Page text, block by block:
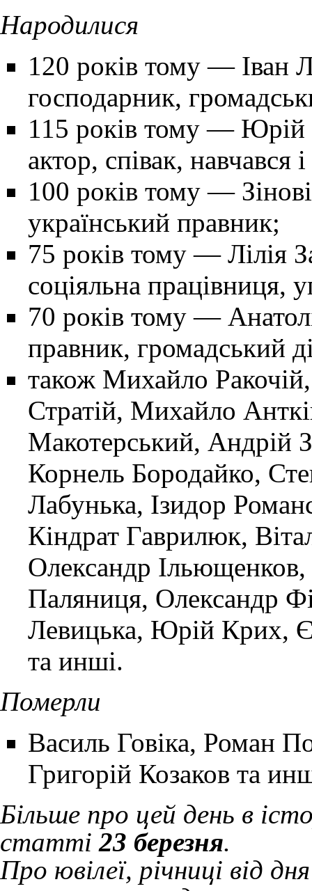
Народилися
120 років тому — Іван
господарник,
115 років тому — Юрій
актор, співак,
100 років тому —
український правник;
75 років тому — Лілія
соціяльна працівниця,
70 років тому —
правник, громадський
також Михайло Ракочій
Стратій, Михайло
Макотерський, Андрій
Корнель Бородайко,
Лабунька, Ізидор
Кіндрат Гаврилюк,
Олександр
Паляниця, Олександр
Левицька, Юрій Крих,
та инші.
Померли
Василь Говіка, Роман
Григорій Козаков та
Більше про цей день в
статті23 березня.
Про ювілеї, річниці від